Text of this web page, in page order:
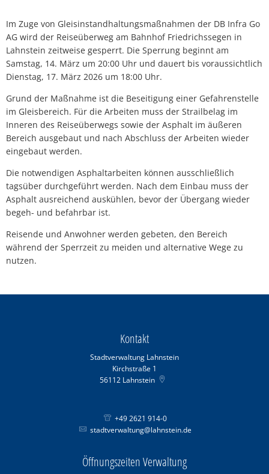
Im Zuge von Gleisinstandhaltungsmaßnahmen der DB Infra Go
AG wird der Reiseüberweg am Bahnhof Friedrichssegen in
Lahnstein zeitweise gesperrt. Die Sperrung beginnt am
Samstag, 14. März um 20:00 Uhr und dauert bis voraussichtlich
Dienstag, 17. März 2026 um 18:00 Uhr.
Grund der Maßnahme ist die Beseitigung einer Gefahrenstelle
im Gleisbereich. Für die Arbeiten muss der Strailbelag im
Inneren des Reiseüberwegs sowie der Asphalt im äußeren
Bereich ausgebaut und nach Abschluss der Arbeiten wieder
eingebaut werden.
Die notwendigen Asphaltarbeiten können ausschließlich
tagsüber durchgeführt werden. Nach dem Einbau muss der
Asphalt ausreichend auskühlen, bevor der Übergang wieder
begeh- und befahrbar ist.
Reisende und Anwohner werden gebeten, den Bereich
während der Sperrzeit zu meiden und alternative Wege zu
nutzen.
Kontakt
Stadtverwaltung Lahnstein
Kirchstraße 1
56112 Lahnstein
+49 2621 914-0
stadtverwaltung@lahnstein.de
Öffnungszeiten Verwaltung